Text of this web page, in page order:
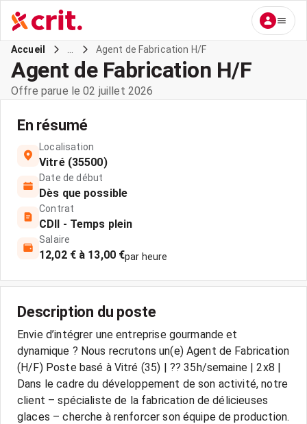
Accueil Agent de Fabrication H/F
Agent de Fabrication H/F
Offre parue le 02 juillet 2026
En résumé
Localisation
Vitré (35500)
Date de début
Dès que possible
Contrat
CDII - Temps plein
Salaire
12,02 € à 13,00 €par heure
Description du poste
Envie d’intégrer une entreprise gourmande et
dynamique ? Nous recrutons un(e) Agent de Fabrication
(H/F) Poste basé à Vitré (35) | ?? 35h/semaine | 2x8 |
Dans le cadre du développement de son activité, notre
client – spécialiste de la fabrication de délicieuses
glaces – cherche à renforcer son équipe de production.